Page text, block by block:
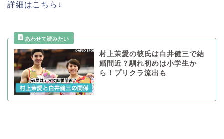
詳細はこちら↓
村上茉愛の彼氏は白井健三で結
婚間近？馴れ初めは小学生か
ら！プリクラ流出も